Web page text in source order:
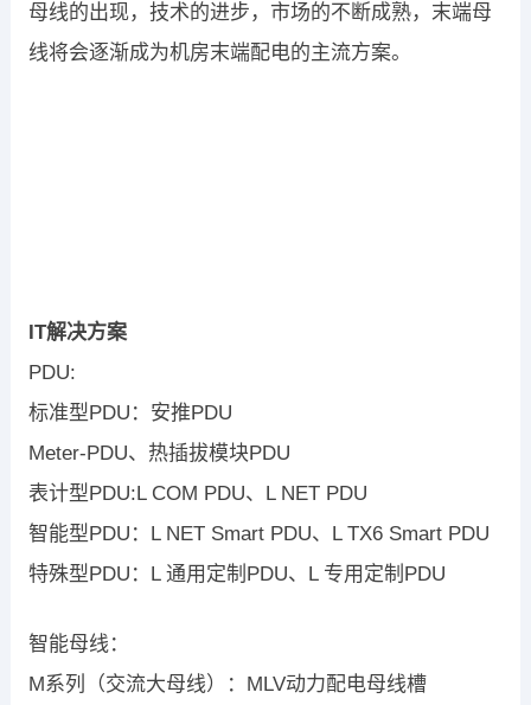
母线的出现，技术的进步，市场的不断成熟，末端母
线将会逐渐成为机房末端配电的主流方案。
IT解决方案
PDU:
标准型PDU：安推PDU
Meter-PDU、热插拔模块PDU
表计型PDU:L COM PDU、L NET PDU
智能型PDU：L NET Smart PDU、L TX6 Smart PDU
特殊型PDU：L 通用定制PDU、L 专用定制PDU
智能母线：
M系列（交流大母线）：MLV动力配电母线槽